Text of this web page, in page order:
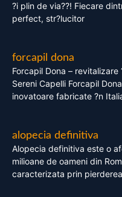
?i plin de via??! Fiecare
perfect, str?lucitor
forcapil dona
Forcapil Dona –
Sereni Capelli Forcapil
inovatoare fabricate ?n
alopecia definitiva
Alopecia definitiva este o
milioane de oameni din
caracterizata prin